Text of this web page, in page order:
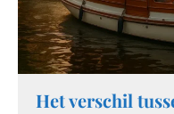
Het verschil